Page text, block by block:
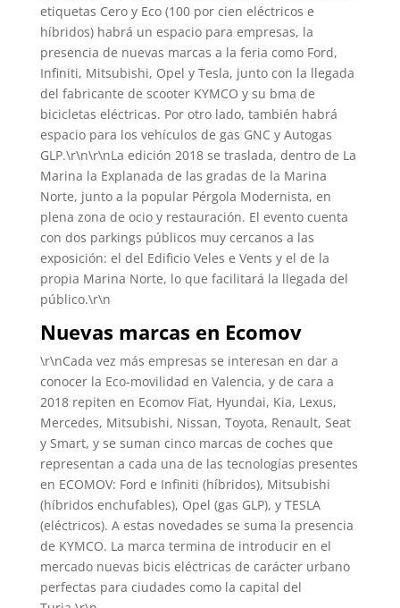
etiquetas Cero y Eco (100 por cien eléctricos e
híbridos) habrá un espacio para empresas, la
presencia de nuevas marcas a la feria como Ford,
Infiniti, Mitsubishi, Opel y Tesla, junto con la llegada
del fabricante de scooter KYMCO y su bma de
bicicletas eléctricas. Por otro lado, también habrá
espacio para los vehículos de gas GNC y Autogas
GLP.\r\n\r\nLa edición 2018 se traslada, dentro de La
Marina la Explanada de las gradas de la Marina
Norte, junto a la popular Pérgola Modernista, en
plena zona de ocio y restauración. El evento cuenta
con dos parkings públicos muy cercanos a las
exposición: el del Edificio Veles e Vents y el de la
propia Marina Norte, lo que facilitará la llegada del
público.\r\n
Nuevas marcas en Ecomov
\r\nCada vez más empresas se interesan en dar a
conocer la Eco-movilidad en Valencia, y de cara a
2018 repiten en Ecomov Fiat, Hyundai, Kia, Lexus,
Mercedes, Mitsubishi, Nissan, Toyota, Renault, Seat
y Smart, y se suman cinco marcas de coches que
representan a cada una de las tecnologías presentes
en ECOMOV: Ford e Infiniti (híbridos), Mitsubishi
(híbridos enchufables), Opel (gas GLP), y TESLA
(eléctricos). A estas novedades se suma la presencia
de KYMCO. La marca termina de introducir en el
mercado nuevas bicis eléctricas de carácter urbano
perfectas para ciudades como la capital del